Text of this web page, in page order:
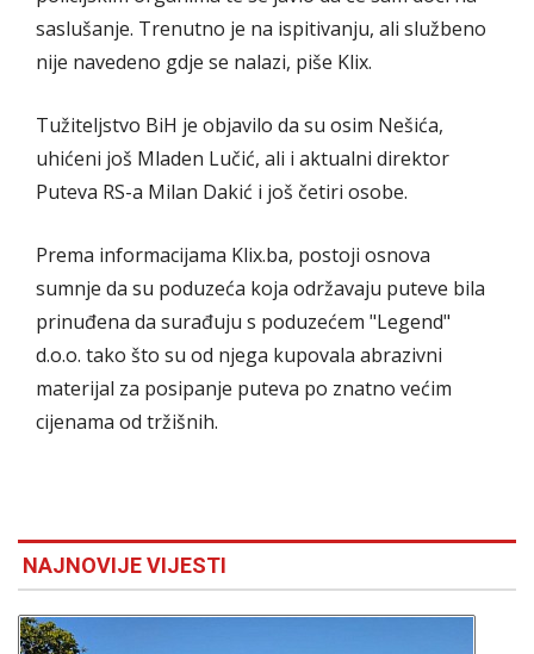
saslušanje. Trenutno je na ispitivanju, ali službeno
nije navedeno gdje se nalazi, piše Klix.
Tužiteljstvo BiH je objavilo da su osim Nešića,
uhićeni još Mladen Lučić, ali i aktualni direktor
Puteva RS-a Milan Dakić i još četiri osobe.
Prema informacijama Klix.ba, postoji osnova
sumnje da su poduzeća koja održavaju puteve bila
prinuđena da surađuju s poduzećem "Legend"
d.o.o. tako što su od njega kupovala abrazivni
materijal za posipanje puteva po znatno većim
cijenama od tržišnih.
NAJNOVIJE VIJESTI